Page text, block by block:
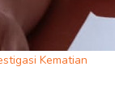
Kematian